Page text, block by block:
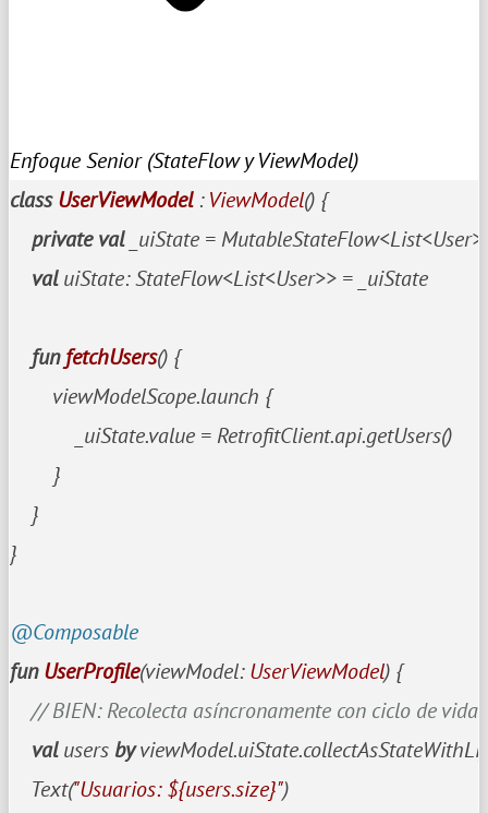
Enfoque Senior (StateFlow y ViewModel)
class UserViewModel : ViewModel() {
private val _uiState =
val uiState: StateFlow<List<User>> = _uiState
fun fetchUsers() {
        viewModelScope.launch {
            _uiState.value = RetrofitClient.api.getUsers()
        }
    }
}
@Composable
fun UserProfile(viewModel: UserViewModel) {
// BIEN: Recolecta asíncronamente con ciclo de vida
val users by
    Text(
"Usuarios: ${users.size}")